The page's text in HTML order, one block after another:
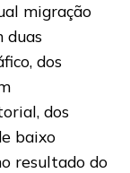
migração
duas
dos
dos
baixo
resultado do